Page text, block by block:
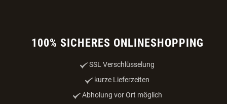
100% SICHERES ONLINESHOPPING
SSL Verschlüsselung
kurze Lieferzeiten
Abholung vor Ort möglich